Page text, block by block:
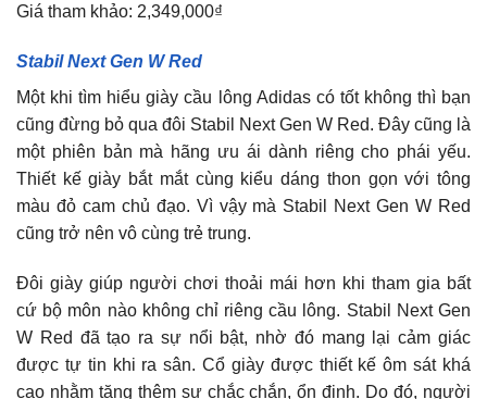
Giá tham khảo: 2,349,000₫
Stabil Next Gen W Red
Một khi tìm hiểu giày cầu lông Adidas có tốt không thì bạn
cũng đừng bỏ qua đôi Stabil Next Gen W Red. Đây cũng là
một phiên bản mà hãng ưu ái dành riêng cho phái yếu.
Thiết kế giày bắt mắt cùng kiểu dáng thon gọn với tông
màu đỏ cam chủ đạo. Vì vậy mà Stabil Next Gen W Red
cũng trở nên vô cùng trẻ trung.
Đôi giày giúp người chơi thoải mái hơn khi tham gia bất
cứ bộ môn nào không chỉ riêng cầu lông. Stabil Next Gen
W Red đã tạo ra sự nổi bật, nhờ đó mang lại cảm giác
được tự tin khi ra sân. Cổ giày được thiết kế ôm sát khá
cao nhằm tăng thêm sự chắc chắn, ổn định. Do đó, người